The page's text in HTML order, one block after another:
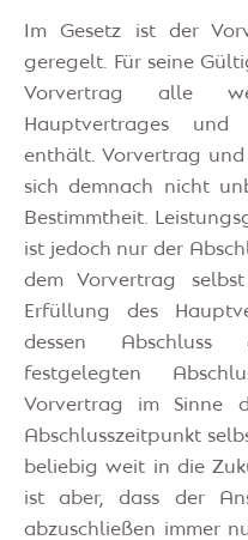
Im Gesetz ist der
geregelt. Für seine
Vorvertrag alle
Hauptvertrages und
enthält. Vorvertrag
sich demnach nicht
Bestimmtheit.
ist jedoch nur der
dem Vorvertrag
Erfüllung des
dessen
festgelegten
Vorvertrag im Sinne
Abschlusszeitpunkt
beliebig weit in die
ist aber, dass der
abzuschließen immer